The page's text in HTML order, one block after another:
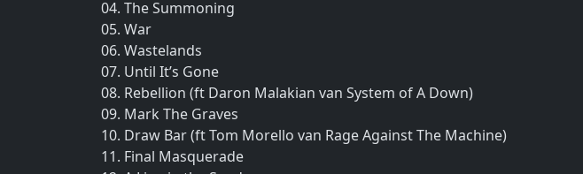
04. The Summoning
05. War
06. Wastelands
07. Until It’s Gone
08. Rebellion (ft Daron Malakian van System of A Down)
09. Mark The Graves
10. Draw Bar (ft Tom Morello van Rage Against The Machine)
11. Final Masquerade